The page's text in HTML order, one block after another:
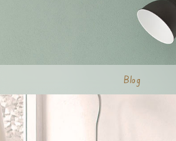
Blog